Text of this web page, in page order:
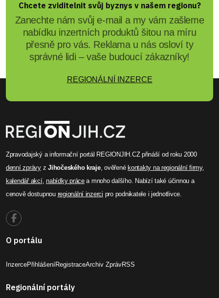
Chcete zviditelnit svůj byznys v našem regionu?
Zanechte nám svůj e-mail a my vám zašleme
nabídku inzertních produktů šitou na míru
přesně pro vás. Reklama u nás osloví ty
správné lidi – vaše budoucí zákazníky!
REGIONÁLNÍ INZERCE
Zpravodajský a informační portál REGIONJIH.CZ přináší od roku 2000
denní zprávyzJihočeského kraje, ověřené kontakty na regionální firmy,
kalendář akcí,nabídky prácea mnoho dalšího. Nabízí také účinnou a
cenově dostupnou regionální inzerci pro podnikatele i jednotlivce.
O portálu
InzercePřihlášeníRegistraceArchiv ZprávRSS
Regionální portály